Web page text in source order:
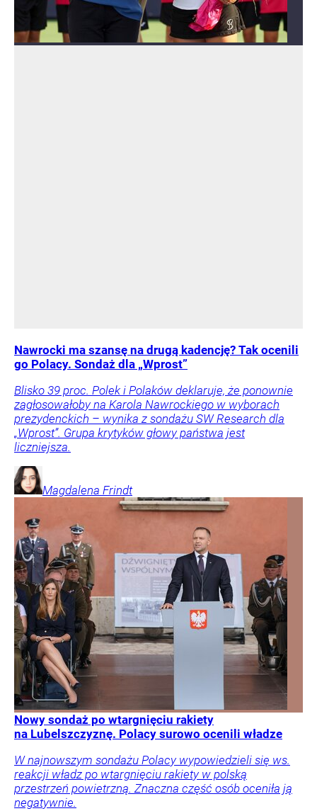
Nawrocki ma szansę na drugą kadencję? Tak ocenili
go Polacy. Sondaż dla „Wprost”
Blisko 39 proc. Polek i Polaków deklaruje, że ponownie
zagłosowałoby na Karola Nawrockiego w wyborach
prezydenckich – wynika z sondażu SW Research dla
„Wprost”. Grupa krytyków głowy państwa jest
liczniejsza.
Magdalena Frindt
Nowy sondaż po wtargnięciu rakiety
na Lubelszczyznę. Polacy surowo ocenili władze
W najnowszym sondażu Polacy wypowiedzieli się ws.
reakcji władz po wtargnięciu rakiety w polską
przestrzeń powietrzną. Znaczna część osób oceniła ją
negatywnie.